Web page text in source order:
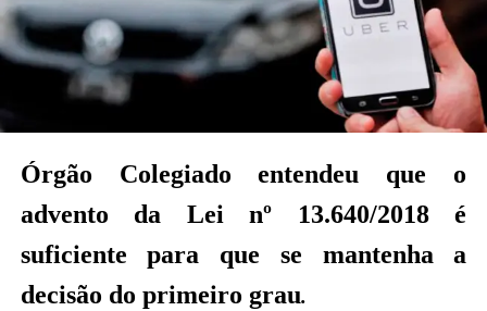
Órgão Colegiado entendeu que o
advento da Lei nº 13.640/2018 é
suficiente para que se mantenha a
decisão do primeiro grau.